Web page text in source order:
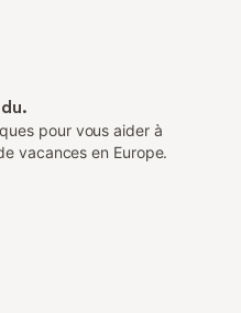
pour vous aider à
vacances en Europe.